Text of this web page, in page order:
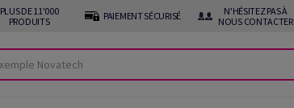
PLUS DE 11'000
PRODUITS
PAIEMENT SÉCURISÉ
N'HÉSITEZ PAS À
NOUS CONTACTER